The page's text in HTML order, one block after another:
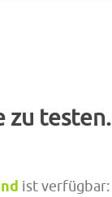
zu testen.
ist verfügbar: